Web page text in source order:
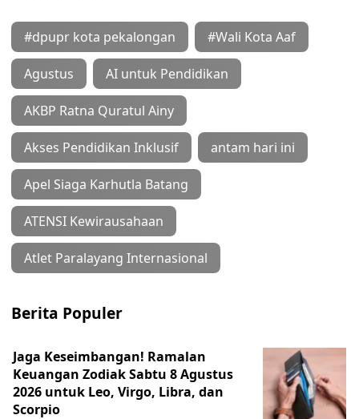
#dpupr kota pekalongan #Wali Kota Aaf
Agustus AI untuk Pendidikan
AKBP Ratna Quratul Ainy
Akses Pendidikan Inklusif antam hari ini
Apel Siaga Karhutla Batang
ATENSI Kewirausahaan
Atlet Paralayang Internasional
Berita Populer
Jaga Keseimbangan! Ramalan
Keuangan Zodiak Sabtu 8 Agustus
2026 untuk Leo, Virgo, Libra, dan
Scorpio